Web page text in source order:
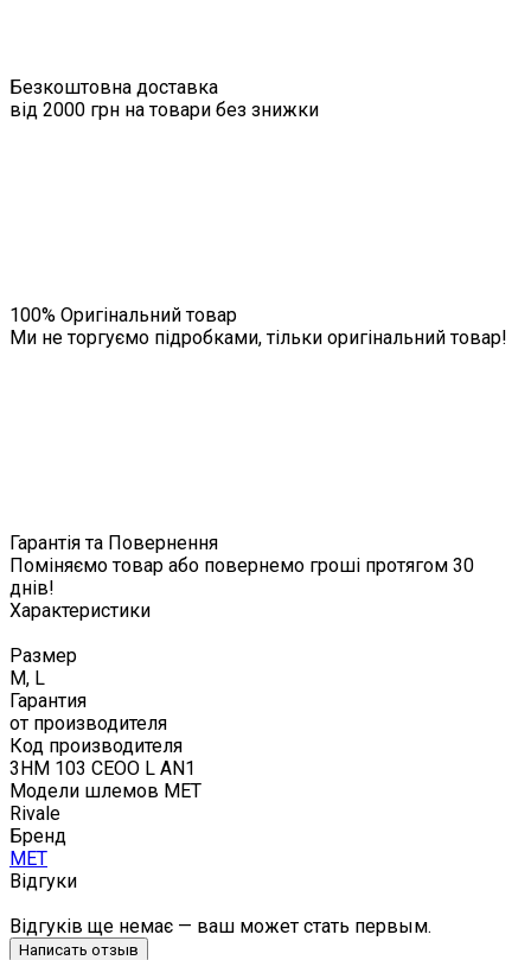
Безкоштовна доставка
від 2000 грн на товари без знижки
100% Оригінальний товар
Ми не торгуємо підробками, тільки оригінальний товар!
Гарантія та Повернення
Поміняємо товар або повернемо гроші протягом 30
днів!
Характеристики
Размер
M, L
Гарантия
от производителя
Код производителя
3HM 103 CEOO L AN1
Модели шлемов MET
Rivale
Бренд
MET
Відгуки
Відгуків ще немає — ваш может стать первым.
Написать отзыв